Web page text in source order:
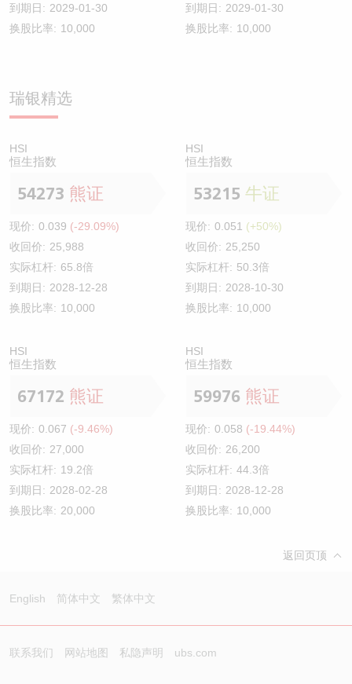
到期日: 2029-01-30
换股比率: 10,000
到期日: 2029-01-30
换股比率: 10,000
瑞银精选
HSI
恒生指数
54273 熊证
现价: 0.039 (-29.09%)
收回价: 25,988
实际杠杆: 65.8倍
到期日: 2028-12-28
换股比率: 10,000
HSI
恒生指数
53215 牛证
现价: 0.051 (+50%)
收回价: 25,250
实际杠杆: 50.3倍
到期日: 2028-10-30
换股比率: 10,000
HSI
恒生指数
67172 熊证
现价: 0.067 (-9.46%)
收回价: 27,000
实际杠杆: 19.2倍
到期日: 2028-02-28
换股比率: 20,000
HSI
恒生指数
59976 熊证
现价: 0.058 (-19.44%)
收回价: 26,200
实际杠杆: 44.3倍
到期日: 2028-12-28
换股比率: 10,000
返回页顶
English 简体中文 繁体中文
联系我们 网站地图 私隐声明 ubs.com